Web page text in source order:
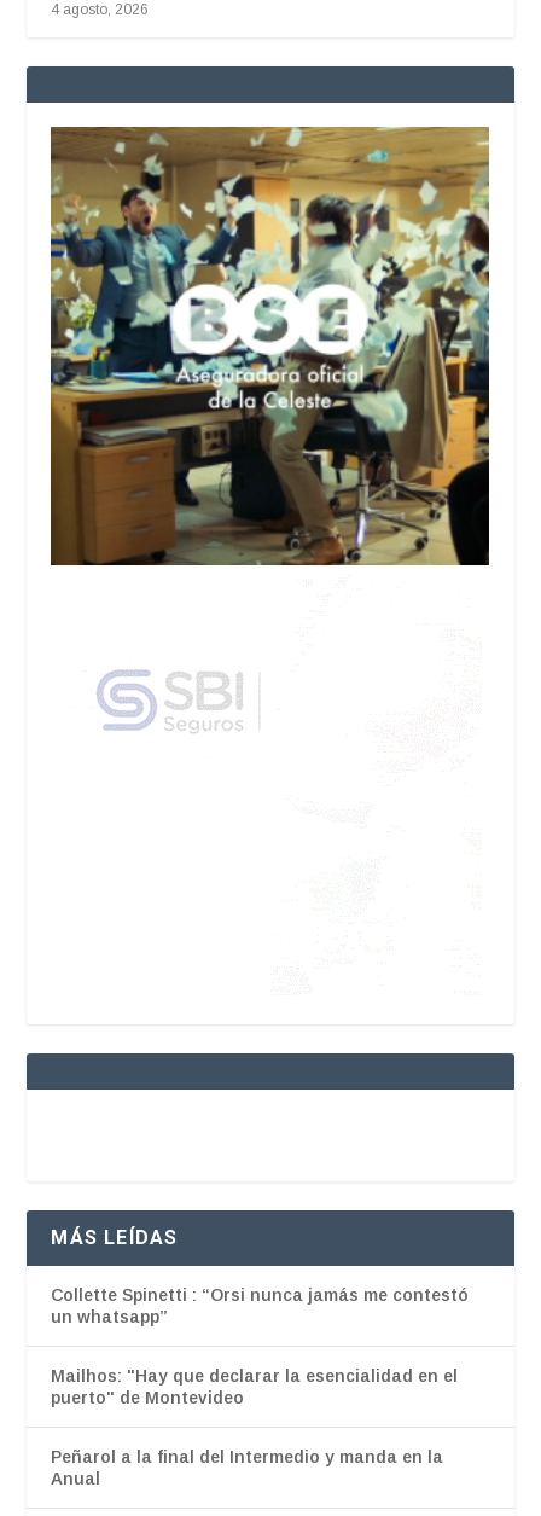
4 agosto, 2026
MÁS LEÍDAS
Collette Spinetti : “Orsi nunca jamás me contestó
un whatsapp”
Mailhos: "Hay que declarar la esencialidad en el
puerto" de Montevideo
Peñarol a la final del Intermedio y manda en la
Anual